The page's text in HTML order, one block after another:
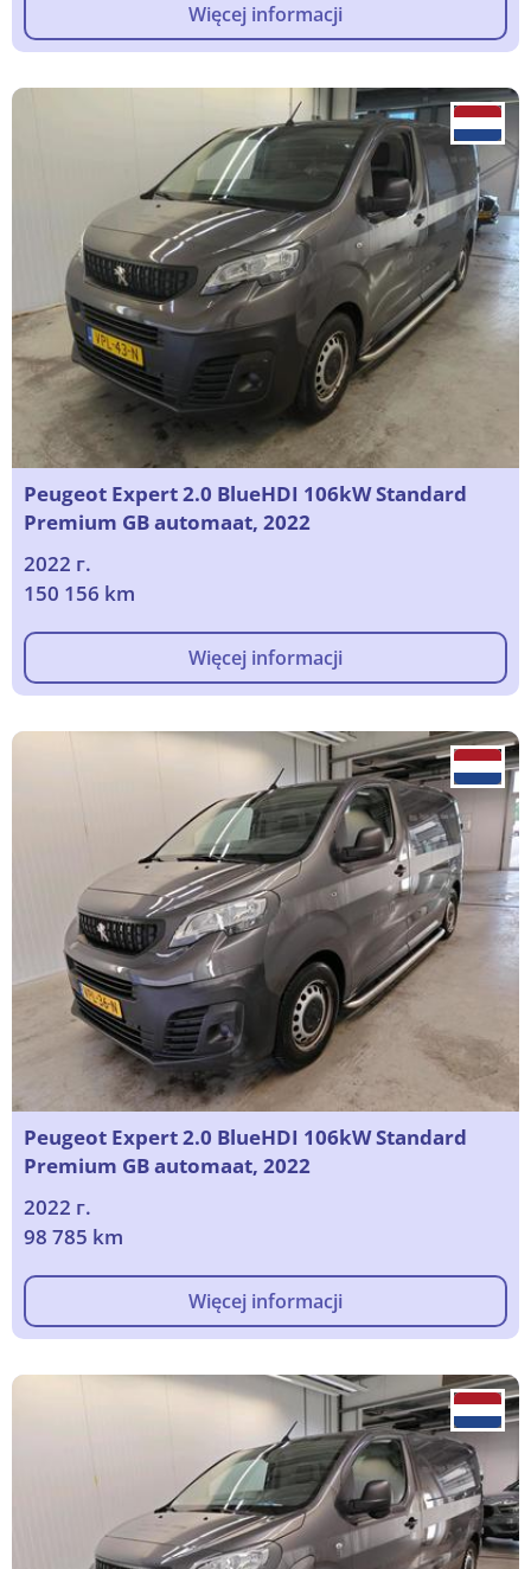
Więcej informacji
Peugeot Expert 2.0 BlueHDI 106kW Standard
Premium GB automaat, 2022
2022 г.
150 156 km
Więcej informacji
Peugeot Expert 2.0 BlueHDI 106kW Standard
Premium GB automaat, 2022
2022 г.
98 785 km
Więcej informacji